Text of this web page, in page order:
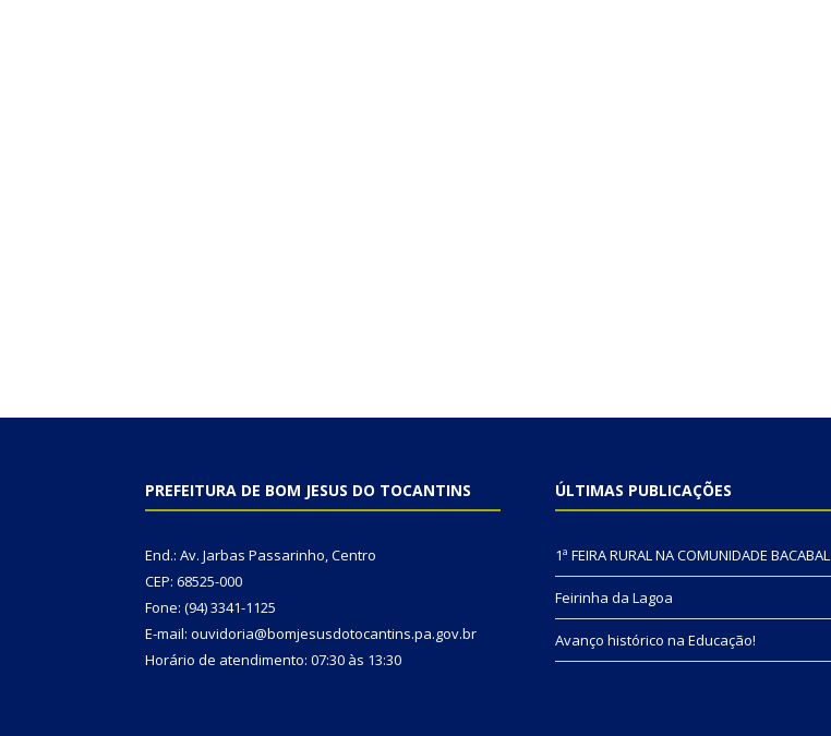
PREFEITURA DE BOM JESUS DO TOCANTINS
End.: Av. Jarbas Passarinho, Centro
CEP: 68525-000
Fone: (94) 3341-1125
E-mail: ouvidoria@bomjesusdotocantins.pa.gov.br
Horário de atendimento: 07:30 às 13:30
ÚLTIMAS PUBLICAÇÕES
1ª FEIRA RURAL NA COMUNIDADE BACABAL
Feirinha da Lagoa
Avanço histórico na Educação!